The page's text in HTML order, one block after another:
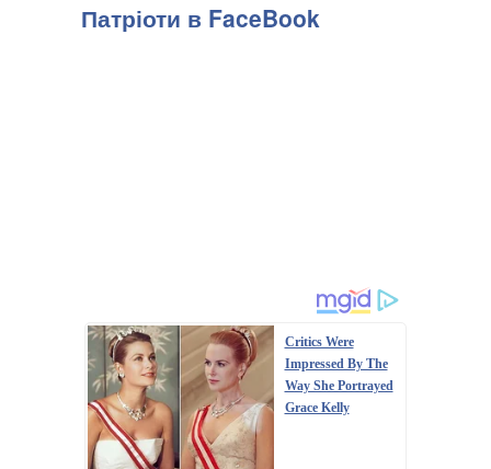
Патріоти в FaceBook
Critics Were
Impressed By The
Way She Portrayed
Grace Kelly